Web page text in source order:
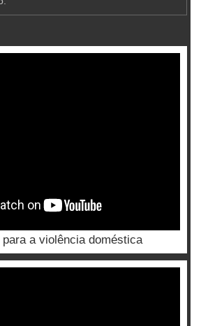
a violência doméstica